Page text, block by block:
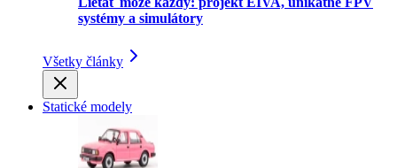
systémy a simulátory
Všetky články
Statické modely